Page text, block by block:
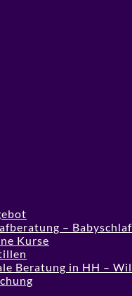
– Babyschlaf
Kurse
Beratung in HH –